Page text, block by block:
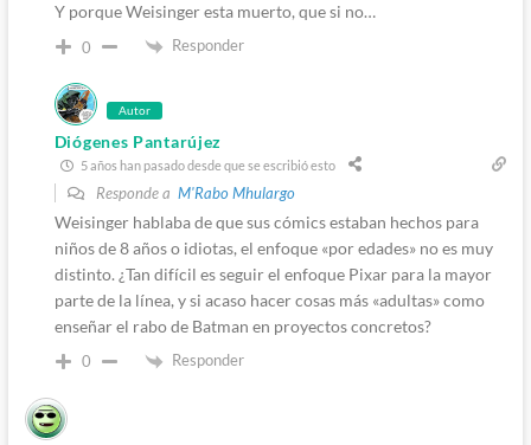
Y porque Weisinger esta muerto, que si no…
0 Responder
Autor
Diógenes Pantarújez
5 años han pasado desde que se escribió esto
Responde a M'Rabo Mhulargo
Weisinger hablaba de que sus cómics estaban hechos para
niños de 8 años o idiotas, el enfoque «por edades» no es muy
distinto. ¿Tan difícil es seguir el enfoque Pixar para la mayor
parte de la línea, y si acaso hacer cosas más «adultas» como
enseñar el rabo de Batman en proyectos concretos?
0 Responder